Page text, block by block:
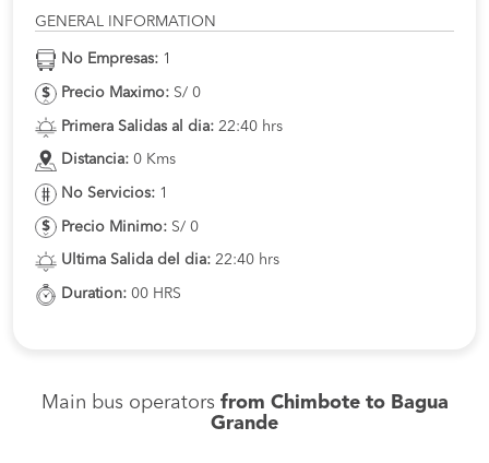
GENERAL INFORMATION
No Empresas: 1
Precio Maximo: S/ 0
Primera Salidas al dia: 22:40 hrs
Distancia: 0 Kms
No Servicios: 1
Precio Minimo: S/ 0
Ultima Salida del dia: 22:40 hrs
Duration: 00 HRS
Main bus operators from Chimbote to Bagua
Grande